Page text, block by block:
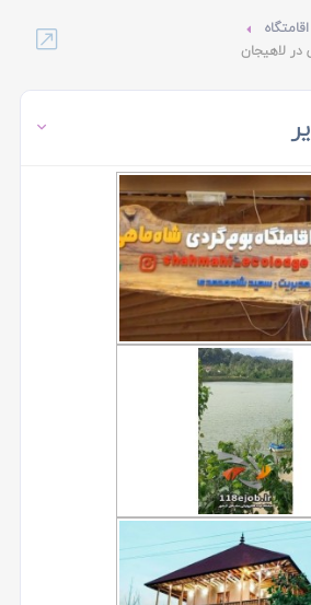
اقامتگاه
در لاهیجان